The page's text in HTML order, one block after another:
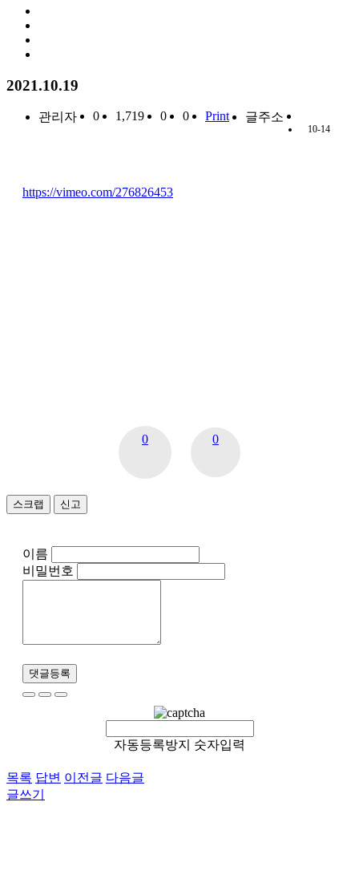
2021.10.19
관리자 0 1,719 0 0 Print 글주소
10-14
https://vimeo.com/276826453
0 0
스크랩 신고
이름
비밀번호
댓글등록
자동등록방지 숫자입력
목록 답변 이전글 다음글
글쓰기